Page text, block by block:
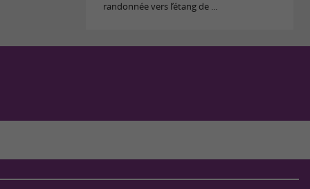
randonnée vers l’étang de ...